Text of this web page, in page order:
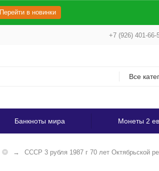
Перейти в новинки
+7 (926) 401-66-
Все
Банкноты мира Монеты 2
СССР 3 рубля 1987 г 70 лет Октябрьской